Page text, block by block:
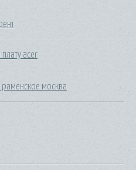
acer
раменское москва